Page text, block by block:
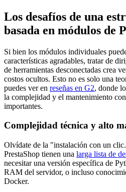
Los desafíos de una
basada en módulos de
Si bien los módulos individuales
características agradables, tratar de
de herramientas desconectadas crea
costos ocultos. Esto no es solo una
puedes ver en reseñas en G2, donde
la complejidad y el mantenimiento
importantes.
Complejidad técnica y alto
Olvídate de la "instalación con un
PrestaShop tienen una larga lista de
necesitar una versión específica de
RAM del servidor, o incluso
Docker.